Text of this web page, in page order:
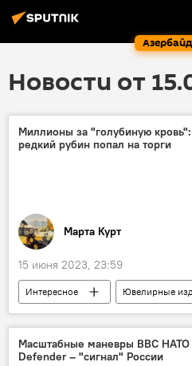
Новости от
Миллионы за "голубиную кровь":
редкий рубин попал на торги
Марта Курт
15 июня 2023, 23:59
Интересное
Ювелирные
Драгоценные камни
Аукционный дом Sotheby's
Масштабные маневры ВВС НАТО
Defender – "сигнал" России